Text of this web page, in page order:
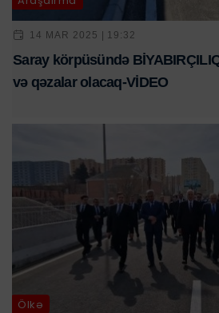
14 MAR 2025 | 19:32
Saray körpüsündə
və qəzalar olacaq-VİDEO
Ölkə